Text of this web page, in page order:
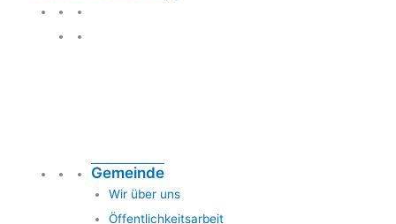
Gemeinde
Wir über uns
Öffentlichkeitsarbeit